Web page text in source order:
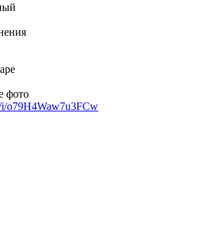
фото
o79H4Waw7u3FCw